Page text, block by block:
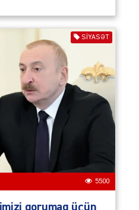
SIYASƏT
5500
qorumaq üçün